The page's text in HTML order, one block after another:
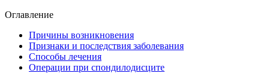
Оглавление
Причины возникновения
Признаки и последствия заболевания
Способы лечения
Операции при спондилодисците